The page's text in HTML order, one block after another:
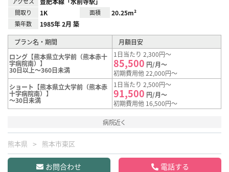
間取り 1K 面積 20.25m²
築年数 1985年 2月 築
プラン名・期間
月額目安
ロング【熊本県立大学前（熊本赤十
字病院南）】
30日以上～360日未満
1日当たり 2,300円～
85,500 円/月～
初期費用他 22,000円～
ショート【熊本県立大学前（熊本赤
十字病院南）】
～30日未満
1日当たり 2,500円～
91,500 円/月～
初期費用他 16,500円～
病院近く
熊本県 熊本市東区
お問合わせ 電話する